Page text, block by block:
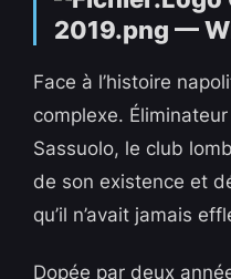
Face à l’histoire
complexe.
Sassuolo, le club
de son existence et
qu’il n’avait jamais
Dopée par deux